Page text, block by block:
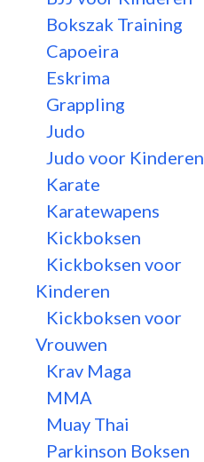
Bokszak Training
Capoeira
Eskrima
Grappling
Judo
Judo voor Kinderen
Karate
Karatewapens
Kickboksen
Kickboksen voor
Kinderen
Kickboksen voor
Vrouwen
Krav Maga
MMA
Muay Thai
Parkinson Boksen